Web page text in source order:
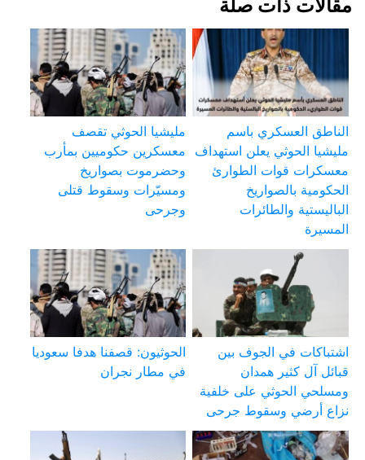
مقالات ذات صلة
الناطق العسكري باسم
مليشيا الحوثي يعلن استهداف
معسكرات قوات الطوارئ
الحكومية بالصواريخ
الباليستية والطائرات
المسيرة
مليشيا الحوثي تقصف
معسكرين حكوميين بمأرب
وحضرموت بصواريخ
ومسيّرات وسقوط قتلى
وجرحى
اشتباكات في الجوف بين
قبائل آل كثير همدان
ومسلحي الحوثي على خلفية
نزاع أرضي وسقوط جرحى
الحوثيون: قصفنا هدفا سعوديا
في مطار نجران